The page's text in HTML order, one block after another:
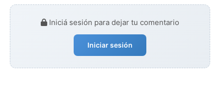
Iniciá sesión para dejar tu comentario
Iniciar sesión